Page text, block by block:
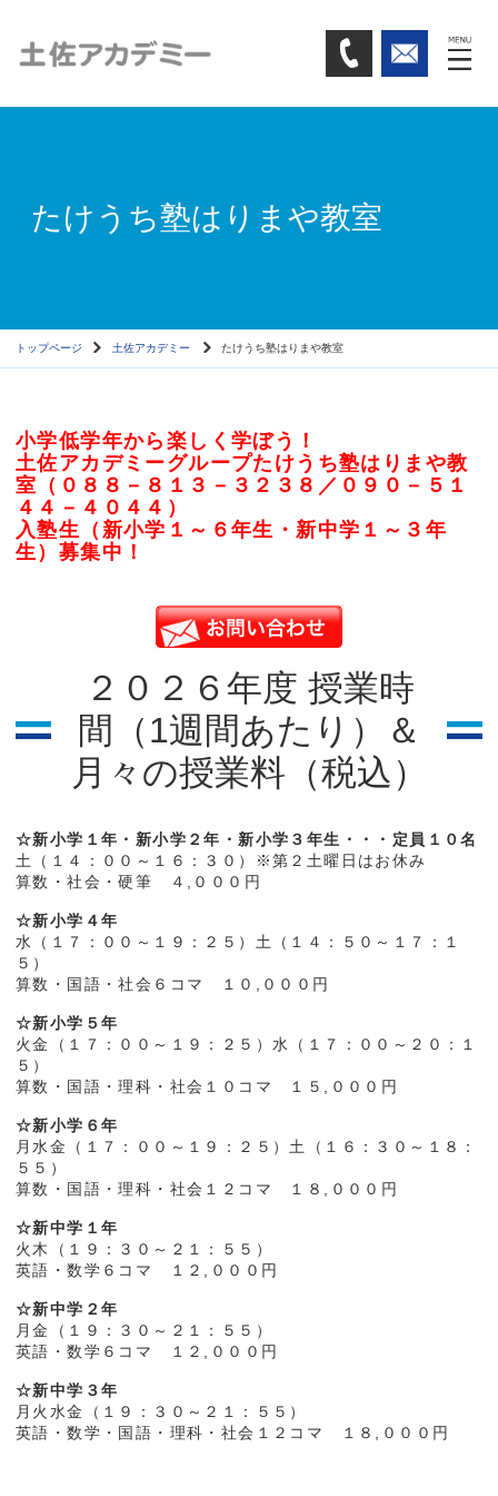
たけうち塾はりまや教室
トップページ 土佐アカデミー たけうち塾はりまや教室
小学低学年から楽しく学ぼう！
土佐アカデミーグループたけうち塾はりまや教
室（０８８－８１３－３２３８／０９０－５１
４４－４０４４）
入塾生（新小学１～６年生・新中学１～３年
生）募集中！
２０２６年度 授業時
間（1週間あたり）＆
月々の授業料（税込）
☆新小学１年・新小学２年・新小学３年生・・・定員１０名
土（１４：００～１６：３０）※第２土曜日はお休み
算数・社会・硬筆 ４,０００円
☆新小学４年
水（１７：００～１９：２５）土（１４：５０～１７：１
５）
算数・国語・社会６コマ １０,０００円
☆新小学５年
火金（１７：００～１９：２５）水（１７：００～２０：１
５）
算数・国語・理科・社会１０コマ １５,０００円
☆新小学６年
月水金（１７：００～１９：２５）土（１６：３０～１８：
５５）
算数・国語・理科・社会１２コマ １８,０００円
☆新中学１年
火木（１９：３０～２１：５５）
英語・数学６コマ １２,０００円
☆新中学２年
月金（１９：３０～２１：５５）
英語・数学６コマ １２,０００円
☆新中学３年
月火水金（１９：３０～２１：５５）
英語・数学・国語・理科・社会１２コマ １８,０００円